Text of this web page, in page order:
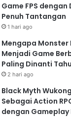
Game FPS
Penuh Tantangan
1 hari ago
Mengapa Monster
Menjadi Game
Paling Dinanti
2 hari ago
Black Myth
Sebagai Action
dengan